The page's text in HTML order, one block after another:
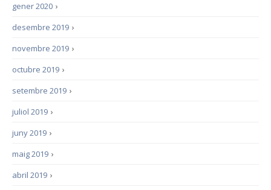
›
gener 2020
›
desembre 2019
›
novembre 2019
›
octubre 2019
›
setembre 2019
›
juliol 2019
›
juny 2019
›
maig 2019
›
abril 2019